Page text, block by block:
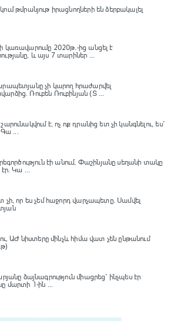
թմրանյութ իրացնողների են ձերբակալել
կառավարումը 2020թ.-ից անցել է
և այս 7 տարիներ ...
չի կարող հրաժարվել
Ռուբեն Ռուբինյան (Տ ...
է, ոչ ոք դրանից ետ չի կանգնելու, ես՝
Գա ...
էի անում, Փաշինյանը սեղանի տակը
Կա ...
որ ես չեմ հաջորդ վարչապետը․ Սամվել
ԱԺ նիստերը մինչև հիմա վատ չեն ընթանում
ձայնագրություն միացրեց՝ ինչպես էր
մարտի 1-ին ...